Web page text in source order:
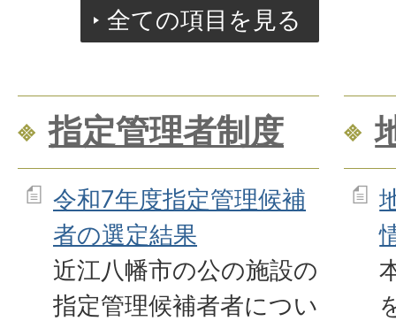
全ての項目を見る
指定管理者制度
令和7年度指定管理候補
者の選定結果
近江八幡市の公の施設の
指定管理候補者者につい